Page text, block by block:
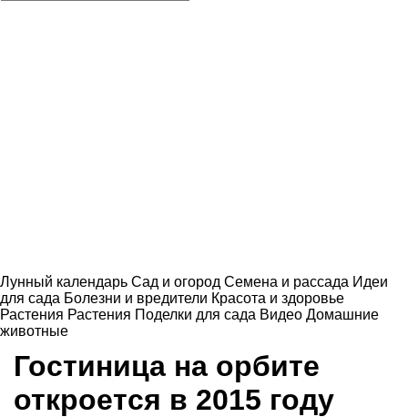
Лунный календарь Сад и огород Семена и рассада Идеи
для сада Болезни и вредители Красота и здоровье
Растения Растения Поделки для сада Видео Домашние
животные
Гостиница на орбите
откроется в 2015 году